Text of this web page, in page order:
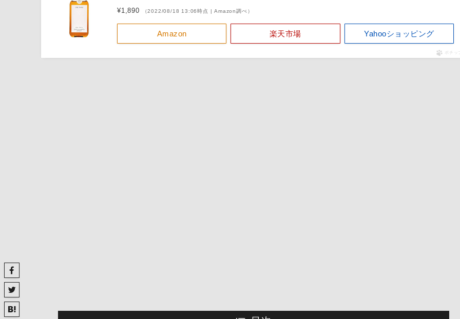
¥1,890 （2022/08/18 13:06時点 | Amazon調べ）
Amazon 楽天市場 Yahooショッピング
ポチッ